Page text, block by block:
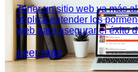
Tener un sitio web va más
implica entender los
web para asegurar el éxito
Leer más